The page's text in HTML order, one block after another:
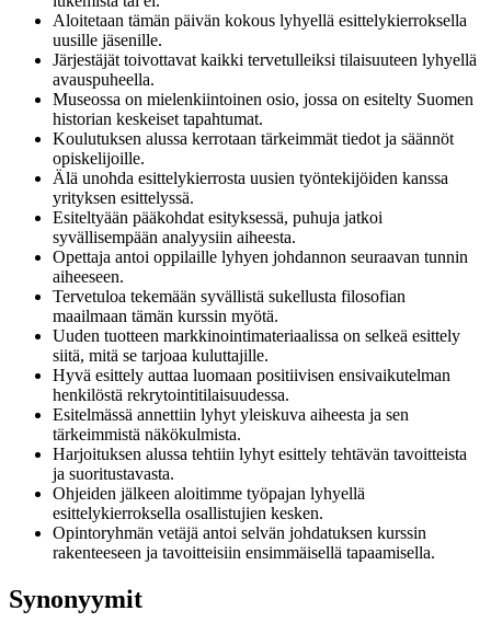
Aloitetaan tämän päivän kokous lyhyellä esittelykierroksella
uusille jäsenille.
Järjestäjät toivottavat kaikki tervetulleiksi tilaisuuteen lyhyellä
avauspuheella.
Museossa on mielenkiintoinen osio, jossa on esitelty Suomen
historian keskeiset tapahtumat.
Koulutuksen alussa kerrotaan tärkeimmät tiedot ja säännöt
opiskelijoille.
Älä unohda esittelykierrosta uusien työntekijöiden kanssa
yrityksen esittelyssä.
Esiteltyään pääkohdat esityksessä, puhuja jatkoi
syvällisempään analyysiin aiheesta.
Opettaja antoi oppilaille lyhyen johdannon seuraavan tunnin
aiheeseen.
Tervetuloa tekemään syvällistä sukellusta filosofian
maailmaan tämän kurssin myötä.
Uuden tuotteen markkinointimateriaalissa on selkeä esittely
siitä, mitä se tarjoaa kuluttajille.
Hyvä esittely auttaa luomaan positiivisen ensivaikutelman
henkilöstä rekrytointitilaisuudessa.
Esitelmässä annettiin lyhyt yleiskuva aiheesta ja sen
tärkeimmistä näkökulmista.
Harjoituksen alussa tehtiin lyhyt esittely tehtävän tavoitteista
ja suoritustavasta.
Ohjeiden jälkeen aloitimme työpajan lyhyellä
esittelykierroksella osallistujien kesken.
Opintoryhmän vetäjä antoi selvän johdatuksen kurssin
rakenteeseen ja tavoitteisiin ensimmäisellä tapaamisella.
Synonyymit